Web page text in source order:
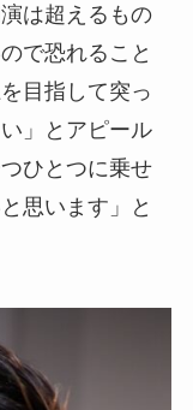
は超えるもの
で恐れること
目指して突っ
」とアピール
ひとつに乗せ
思います」と